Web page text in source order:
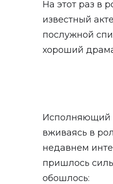
На этот раз в
известный
послужной
хороший
Исполняющий
вживаясь в
недавнем
пришлось
обошлось: